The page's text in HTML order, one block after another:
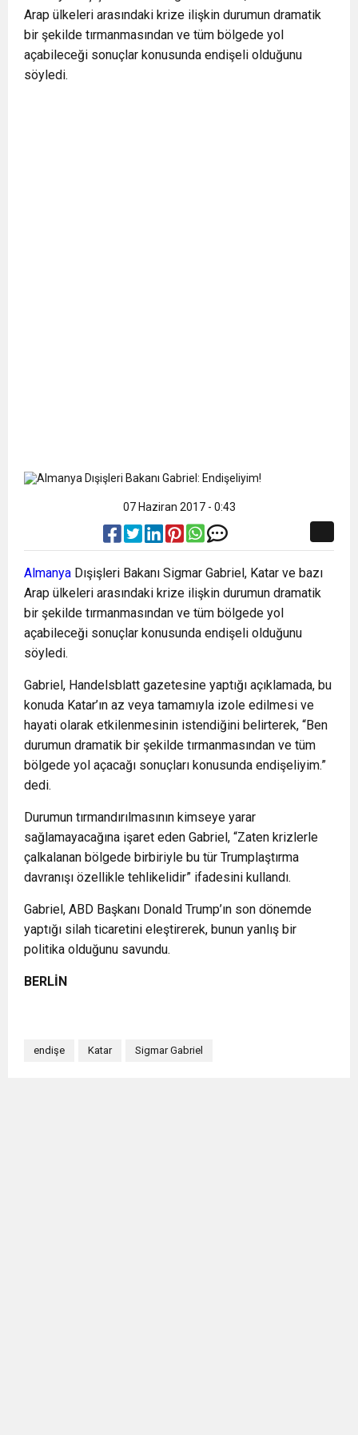
0:12 Nar suyunun antioksidan seviyesi yeşil çaydan
daha yüksek
0:07 DİTİB kurucularından Abdullah Uzunalioğlu‘nun
Arap ülkeleri arasındaki krize ilişkin durumun dramatik
bir şekilde tırmanmasından ve tüm bölgede yol
açabileceği sonuçlar konusunda endişeli olduğunu
söyledi.
07 Haziran 2017 - 0:43
Almanya Dışişleri Bakanı Sigmar Gabriel, Katar ve bazı
Arap ülkeleri arasındaki krize ilişkin durumun dramatik
bir şekilde tırmanmasından ve tüm bölgede yol
açabileceği sonuçlar konusunda endişeli olduğunu
söyledi.
Gabriel, Handelsblatt gazetesine yaptığı açıklamada, bu
konuda Katar’ın az veya tamamıyla izole edilmesi ve
hayati olarak etkilenmesinin istendiğini belirterek, “Ben
durumun dramatik bir şekilde tırmanmasından ve tüm
bölgede yol açacağı sonuçları konusunda endişeliyim.”
dedi.
Durumun tırmandırılmasının kimseye yarar
sağlamayacağına işaret eden Gabriel, “Zaten krizlerle
çalkalanan bölgede birbiriyle bu tür Trumplaştırma
davranışı özellikle tehlikelidir” ifadesini kullandı.
Gabriel, ABD Başkanı Donald Trump’ın son dönemde
yaptığı silah ticaretini eleştirerek, bunun yanlış bir
politika olduğunu savundu.
BERLİN
endişe Katar Sigmar Gabriel